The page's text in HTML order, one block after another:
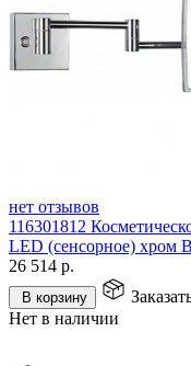
нет отзывов
116301812
LED (сенсорное) хром
26 514 р.
В корзину
Нет в наличии